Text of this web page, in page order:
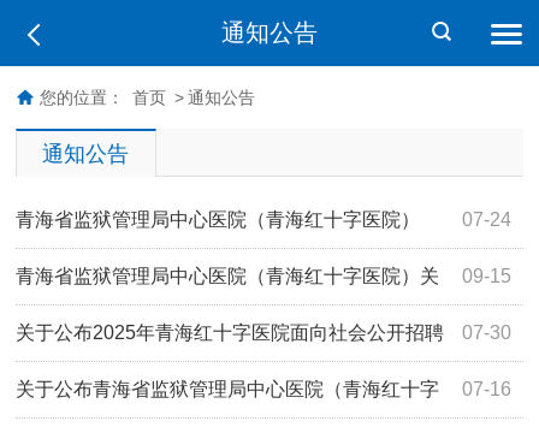
通知公告
您的位置： 首页 > 通知公告
通知公告
07-24
青海省监狱管理局中心医院（青海红十字医院）
2025年面向社会公开招聘编制内医疗卫生人员体检结果及政
审考察结果的公示
09-15
青海省监狱管理局中心医院（青海红十字医院）关
于2025年面向社会公开招聘编制内医疗卫生人员全科医学科
主治医师岗位递补体检、考察（政审）的通知
07-30
关于公布2025年青海红十字医院面向社会公开招聘
编制内医疗卫生人员（含考核岗）体检结果及政审考察的通
07-16
关于公布青海省监狱管理局中心医院（青海红十字